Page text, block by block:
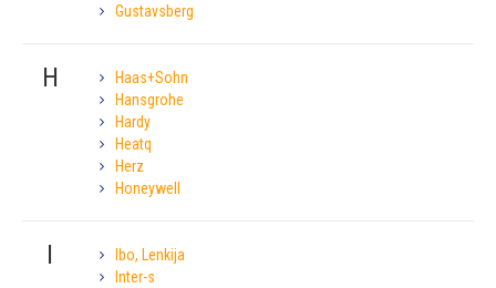
Gustavsberg
H
Haas+Sohn
Hansgrohe
Hardy
Heatq
Herz
Honeywell
I
Ibo, Lenkija
Inter-s